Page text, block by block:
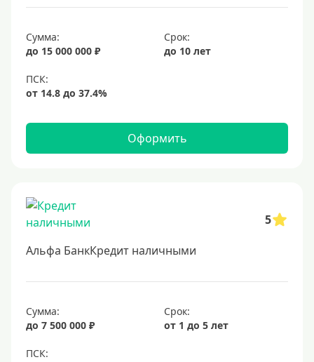
20 лет
25 лет
30 лет
2 месяца
3 месяца
Ставка
Низкий процент
6%
6,5%
6,9%
Сумма:
до 15 000 000 ₽
Срок:
до 10 лет
Оформить
5
Альфа БанкКредит наличными
Сумма:
до 7 500 000 ₽
Срок:
от 1 до 5 лет